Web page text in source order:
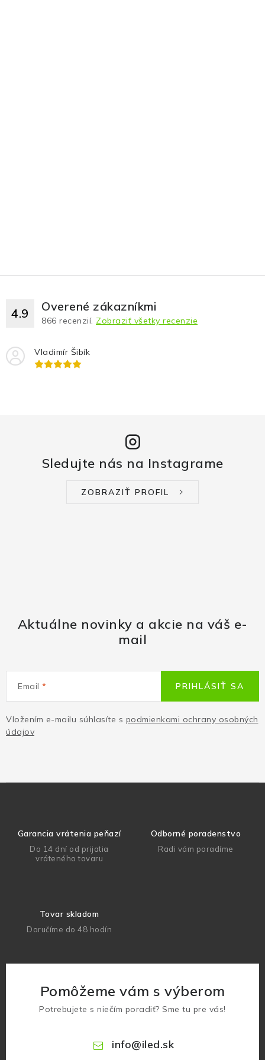
4.9 Overené zákazníkmi
866 recenzií. Zobraziť všetky recenzie
Vladimír Šibík
Sledujte nás na Instagrame
ZOBRAZIŤ PROFIL
Aktuálne novinky a akcie na váš e-
mail
Email
Vložením e-mailu súhlasíte s podmienkami ochrany osobných
údajov
PRIHLÁSIŤ SA
Garancia vrátenia peňazí
Do 14 dní od prijatia
vráteného tovaru
Odborné poradenstvo
Radi vám poradíme
Tovar skladom
Doručíme do 48 hodín
Pomôžeme vám s výberom
Potrebujete s niečím poradiť? Sme tu pre vás!
info@iled.sk